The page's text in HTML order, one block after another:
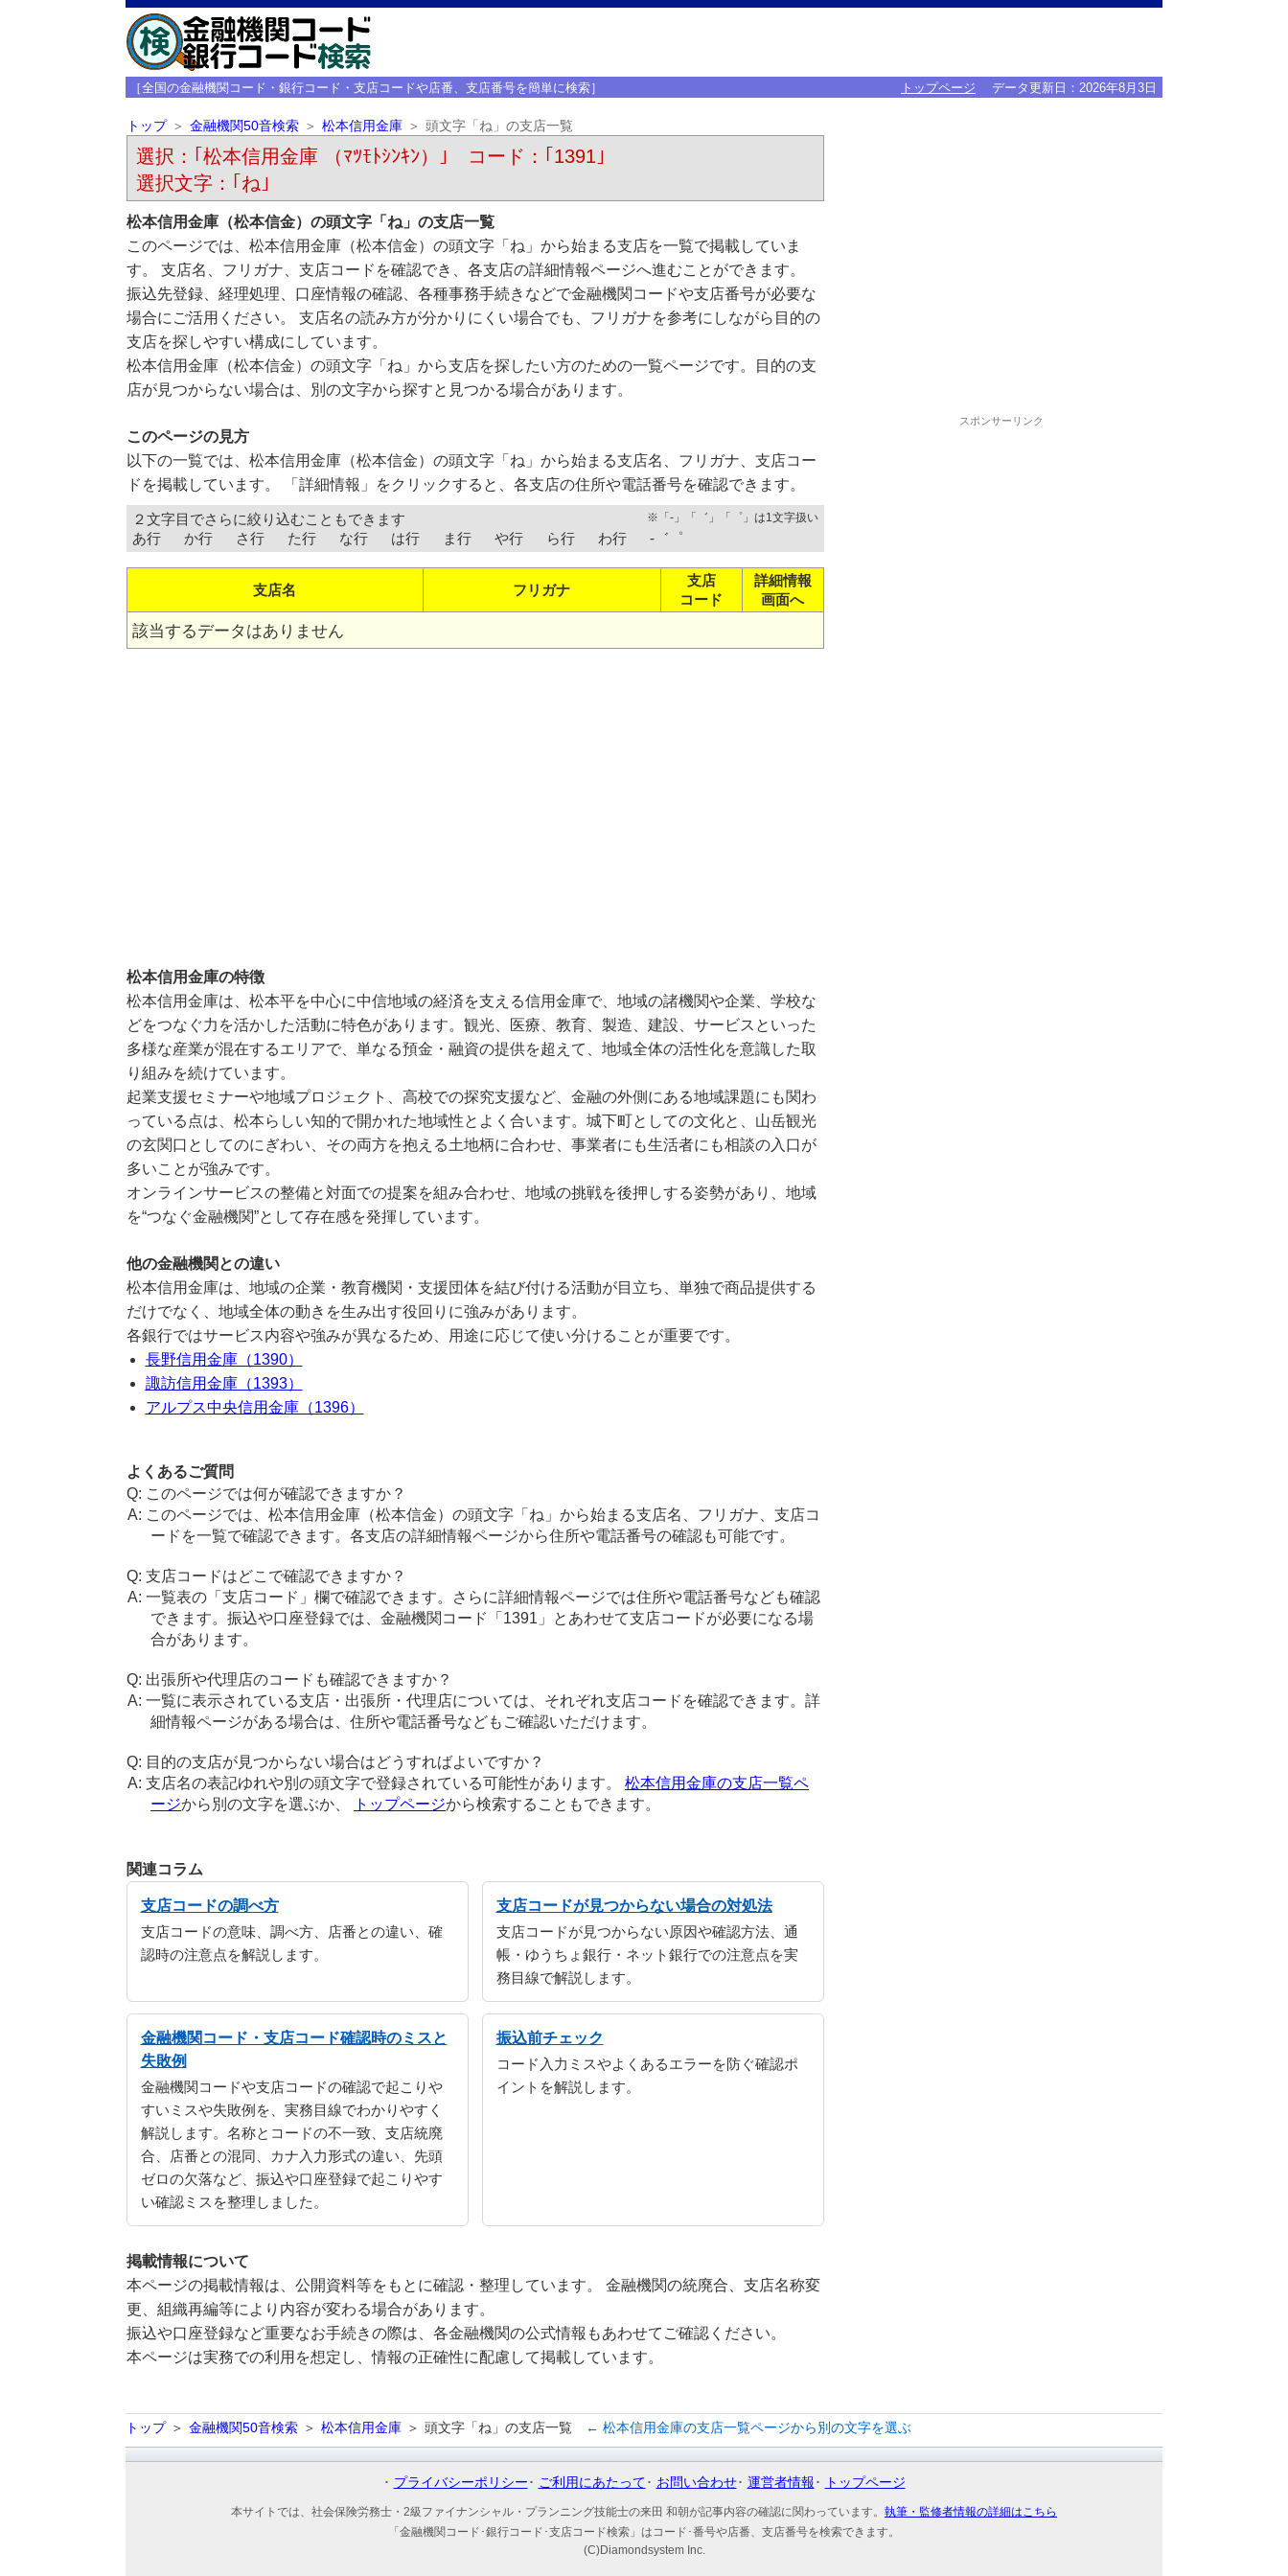
［全国の金融機関コード・銀行コード・支店コードや店番、支店番号を簡単に検索］ トップページ データ更新日： 2026年8月3日
トップ 金融機関50音検索 松本信用金庫 頭文字「ね」の支店一覧
選択：｢松本信用金庫 （ﾏﾂﾓﾄｼﾝｷﾝ）｣ コード：｢1391｣
選択文字：｢ね｣
松本信用金庫（松本信金）の頭文字「ね」の支店一覧
このページでは、松本信用金庫（松本信金）の頭文字「ね」から始まる支店を一覧で掲載していま
す。 支店名、フリガナ、支店コードを確認でき、各支店の詳細情報ページへ進むことができます。
振込先登録、経理処理、口座情報の確認、各種事務手続きなどで金融機関コードや支店番号が必要な
場合にご活用ください。 支店名の読み方が分かりにくい場合でも、フリガナを参考にしながら目的の
支店を探しやすい構成にしています。
松本信用金庫（松本信金）の頭文字「ね」から支店を探したい方のための一覧ページです。目的の支
店が見つからない場合は、別の文字から探すと見つかる場合があります。
このページの見方
以下の一覧では、松本信用金庫（松本信金）の頭文字「ね」から始まる支店名、フリガナ、支店コー
ドを掲載しています。 「詳細情報」をクリックすると、各支店の住所や電話番号を確認できます。
２文字目でさらに絞り込むこともできます ※「-」「゛」「゜」は1文字扱い
あ行 か行 さ行 た行 な行 は行 ま行 や行 ら行 わ行 -゛゜
支店名 フリガナ
支店
コード
詳細情報
画面へ
該当するデータはありません
松本信用金庫の特徴
松本信用金庫は、松本平を中心に中信地域の経済を支える信用金庫で、地域の諸機関や企業、学校な
どをつなぐ力を活かした活動に特色があります。観光、医療、教育、製造、建設、サービスといった
多様な産業が混在するエリアで、単なる預金・融資の提供を超えて、地域全体の活性化を意識した取
り組みを続けています。
起業支援セミナーや地域プロジェクト、高校での探究支援など、金融の外側にある地域課題にも関わ
っている点は、松本らしい知的で開かれた地域性とよく合います。城下町としての文化と、山岳観光
の玄関口としてのにぎわい、その両方を抱える土地柄に合わせ、事業者にも生活者にも相談の入口が
多いことが強みです。
オンラインサービスの整備と対面での提案を組み合わせ、地域の挑戦を後押しする姿勢があり、地域
を“つなぐ金融機関”として存在感を発揮しています。
他の金融機関との違い
松本信用金庫は、地域の企業・教育機関・支援団体を結び付ける活動が目立ち、単独で商品提供する
だけでなく、地域全体の動きを生み出す役回りに強みがあります。
各銀行ではサービス内容や強みが異なるため、用途に応じて使い分けることが重要です。
長野信用金庫（1390）
諏訪信用金庫（1393）
アルプス中央信用金庫（1396）
よくあるご質問
このページでは何が確認できますか？
このページでは、松本信用金庫（松本信金）の頭文字「ね」から始まる支店名、フリガナ、支店コ
ードを一覧で確認できます。各支店の詳細情報ページから住所や電話番号の確認も可能です。
支店コードはどこで確認できますか？
一覧表の「支店コード」欄で確認できます。さらに詳細情報ページでは住所や電話番号なども確認
できます。振込や口座登録では、金融機関コード「1391」とあわせて支店コードが必要になる場
合があります。
出張所や代理店のコードも確認できますか？
一覧に表示されている支店・出張所・代理店については、それぞれ支店コードを確認できます。詳
細情報ページがある場合は、住所や電話番号などもご確認いただけます。
目的の支店が見つからない場合はどうすればよいですか？
支店名の表記ゆれや別の頭文字で登録されている可能性があります。松本信用金庫の支店一覧ペ
ージから別の文字を選ぶか、 トップページから検索することもできます。
関連コラム
支店コードの調べ方
支店コードの意味、調べ方、店番との違い、確
認時の注意点を解説します。
支店コードが見つからない場合の対処法
支店コードが見つからない原因や確認方法、通
帳・ゆうちょ銀行・ネット銀行での注意点を実
務目線で解説します。
金融機関コード・支店コード確認時のミスと
失敗例
金融機関コードや支店コードの確認で起こりや
すいミスや失敗例を、実務目線でわかりやすく
解説します。名称とコードの不一致、支店統廃
合、店番との混同、カナ入力形式の違い、先頭
ゼロの欠落など、振込や口座登録で起こりやす
い確認ミスを整理しました。
振込前チェック
コード入力ミスやよくあるエラーを防ぐ確認ポ
イントを解説します。
掲載情報について
本ページの掲載情報は、公開資料等をもとに確認・整理しています。 金融機関の統廃合、支店名称変
更、組織再編等により内容が変わる場合があります。
振込や口座登録など重要なお手続きの際は、各金融機関の公式情報もあわせてご確認ください。
本ページは実務での利用を想定し、情報の正確性に配慮して掲載しています。
スポンサーリンク
トップ 金融機関50音検索 松本信用金庫 頭文字「ね」の支店一覧 ← 松本信用金庫の支店一覧ページから別の文字を選ぶ
プライバシーポリシー ご利用にあたって お問い合わせ 運営者情報 トップページ
本サイトでは、社会保険労務士・2級ファイナンシャル・プランニング技能士の来田 和朝が記事内容の確認に関わっています。 執筆・監修者情報の詳細はこちら
「金融機関コード･銀行コード･支店コード検索」はコード･番号や店番、支店番号を検索できます。
(C)Diamondsystem Inc.